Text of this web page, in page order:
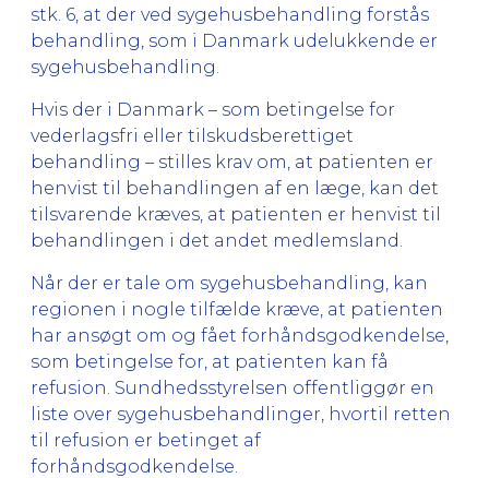
stk. 6, at der ved sygehusbehandling forstås
behandling, som i Danmark udelukkende er
sygehusbehandling.
Hvis der i Danmark – som betingelse for
vederlagsfri eller tilskudsberettiget
behandling – stilles krav om, at patienten er
henvist til behandlingen af en læge, kan det
tilsvarende kræves, at patienten er henvist til
behandlingen i det andet medlemsland.
Når der er tale om sygehusbehandling, kan
regionen i nogle tilfælde kræve, at patienten
har ansøgt om og fået forhåndsgodkendelse,
som betingelse for, at patienten kan få
refusion. Sundhedsstyrelsen offentliggør en
liste over sygehusbehandlinger, hvortil retten
til refusion er betinget af
forhåndsgodkendelse.